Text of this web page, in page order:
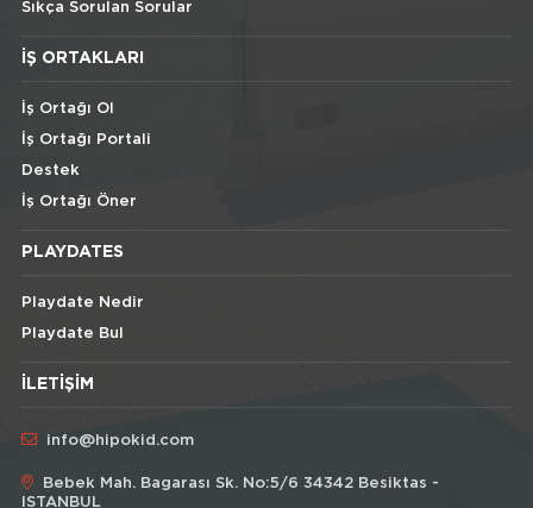
Sıkça Sorulan Sorular
İŞ ORTAKLARI
İş Ortağı Ol
İş Ortağı Portali
Destek
İş Ortağı Öner
PLAYDATES
Playdate Nedir
Playdate Bul
İLETIŞIM
info@hipokid.com
Bebek Mah. Bagarası Sk. No:5/6 34342 Besiktas -
ISTANBUL